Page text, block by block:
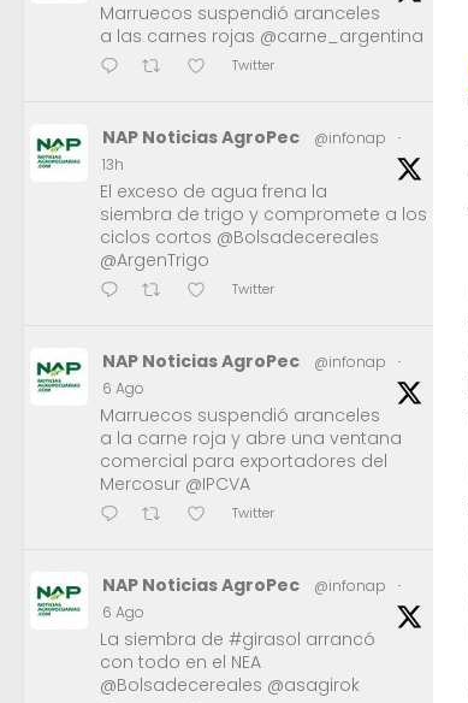
Marruecos suspendió aranceles
a las carnes rojas @carne_argentina
Twitter
NAP Noticias AgroPec @infonap
·
13h
El exceso de agua frena la
siembra de trigo y compromete a los
ciclos cortos @Bolsadecereales
@ArgenTrigo
Twitter
NAP Noticias AgroPec @infonap
·
6 Ago
Marruecos suspendió aranceles
a la carne roja y abre una ventana
comercial para exportadores del
Mercosur @IPCVA
Twitter
NAP Noticias AgroPec @infonap
·
6 Ago
La siembra de #girasol arrancó
con todo en el NEA
@Bolsadecereales @asagirok